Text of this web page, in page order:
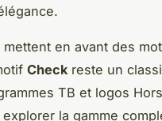
en avant des
Check reste un
TB et logos
la gamme